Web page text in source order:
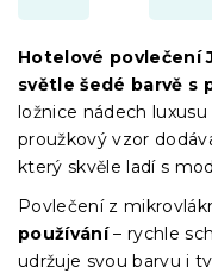
Hotelové povlečení
světle šedé barvě s
ložnice nádech
proužkový vzor
který skvěle ladí s
Povlečení z
používání– rychle
udržuje svou barvu i